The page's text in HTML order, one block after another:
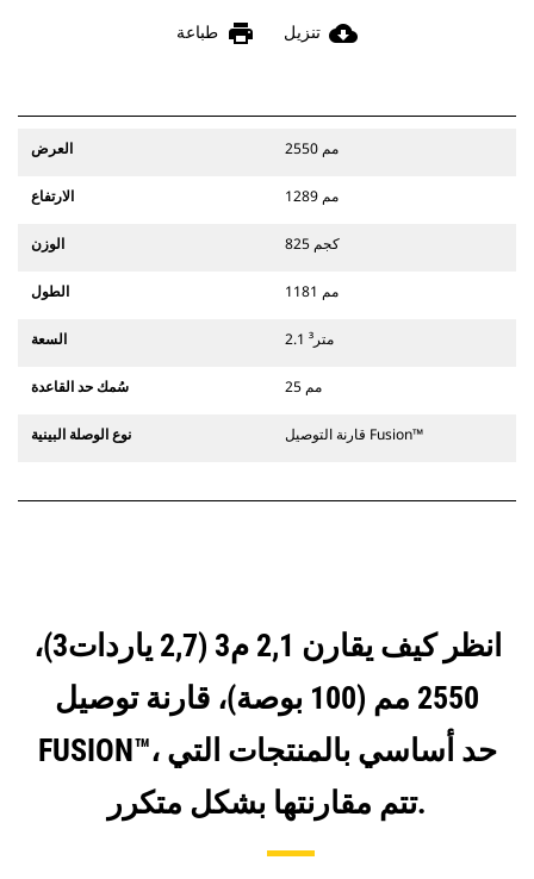
cloud_download تنزيل print طباعة
العرض 2550 مم
الارتفاع 1289 مم
الوزن 825 كجم
الطول 1181 مم
السعة 2.1 متر³
سُمك حد القاعدة 25 مم
نوع الوصلة البينية قارنة التوصيل Fusion™
انظر كيف يقارن 2,1 م3 (2,7 ياردات3)،
2550 مم (100 بوصة)، قارنة توصيل
FUSION™، حد أساسي بالمنتجات التي
تتم مقارنتها بشكل متكرر.